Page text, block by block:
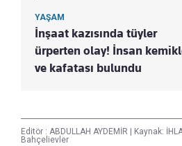
YAŞAM
İnşaat kazısında tüyler
ürperten olay! İnsan
ve kafatası bulundu
Editör : ABDULLAH AYDEMİR Kaynak:
Bahçelievler